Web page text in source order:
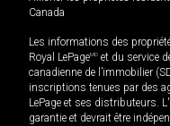
Canada
Les informations des
Royal LePageMD et du service
canadienne de l’immobilier
inscriptions tenues par des
LePage et ses distributeurs.
garantie et devrait être